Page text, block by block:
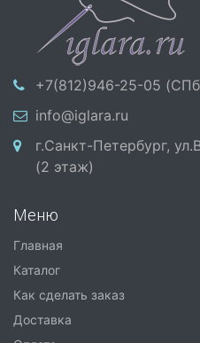
+7(812)946-25-05
info@iglara.ru
г.Санкт-Петербург,
(2 этаж)
Меню
Главная
Каталог
Как сделать заказ
Доставка